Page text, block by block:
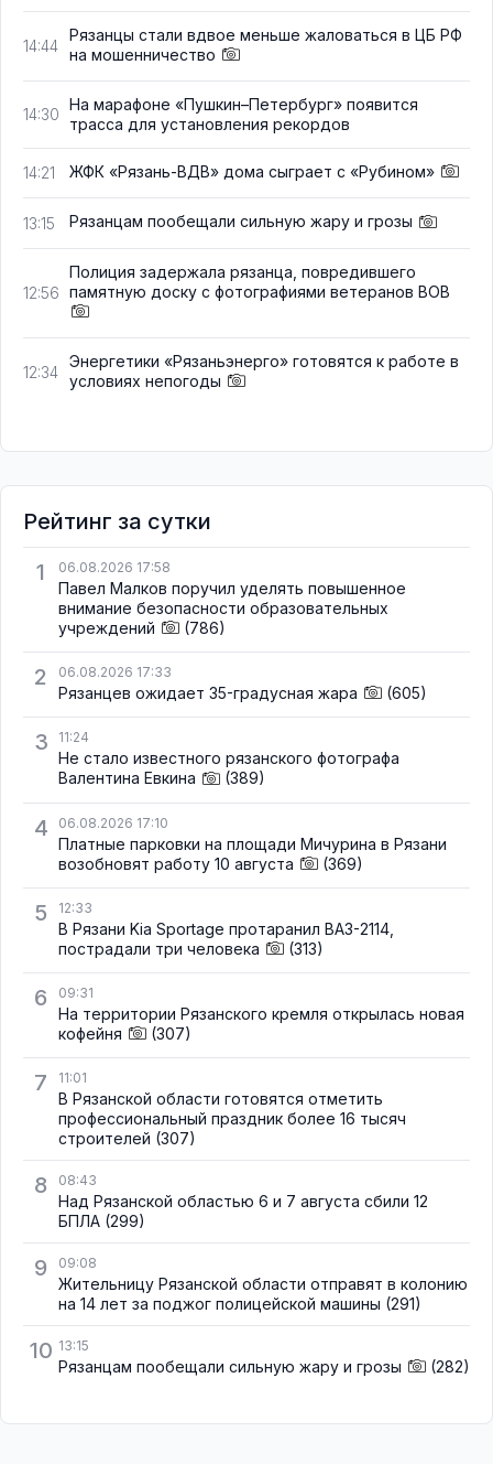
14:44
Рязанцы стали вдвое меньше жаловаться в ЦБ РФ
на мошенничество
14:30
На марафоне «Пушкин–Петербург» появится
трасса для установления рекордов
14:21 ЖФК «Рязань-ВДВ» дома сыграет с «Рубином»
13:15 Рязанцам пообещали сильную жару и грозы
12:56
Полиция задержала рязанца, повредившего
памятную доску с фотографиями ветеранов ВОВ
12:34
Энергетики «Рязаньэнерго» готовятся к работе в
условиях непогоды
Рейтинг за сутки
1
06.08.2026 17:58
Павел Малков поручил уделять повышенное
внимание безопасности образовательных
учреждений
(786)
2 06.08.2026 17:33
Рязанцев ожидает 35-градусная жара (605)
3 11:24
Не стало известного рязанского фотографа
Валентина Евкина
(389)
4 06.08.2026 17:10
Платные парковки на площади Мичурина в Рязани
возобновят работу 10 августа
(369)
5 12:33
В Рязани Kia Sportage протаранил ВАЗ-2114,
пострадали три человека
(313)
6 09:31
На территории Рязанского кремля открылась новая
кофейня
(307)
7 11:01
В Рязанской области готовятся отметить
профессиональный праздник более 16 тысяч
строителей (307)
8 08:43
Над Рязанской областью 6 и 7 августа сбили 12
БПЛА (299)
9 09:08
Жительницу Рязанской области отправят в колонию
на 14 лет за поджог полицейской машины (291)
10 13:15
Рязанцам пообещали сильную жару и грозы (282)